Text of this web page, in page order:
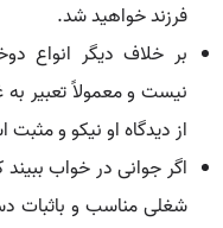
فرزند خواهید شد.
بر خلاف دیگر انواع
نیست و معمولاً تعبیر
از دیدگاه او نیکو و
اگر جوانی در خواب
شغلی مناسب و باثبات